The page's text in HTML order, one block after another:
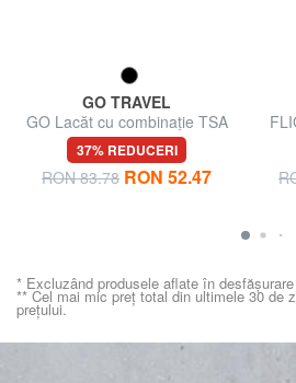
GO TRAVEL
GO Lacăt cu combinație TSA
37% REDUCERI
RON 83.78 RON 52.47
* Excluzând produsele aflate în
** Cel mai mic preț total din ultimele 30 de
prețului.